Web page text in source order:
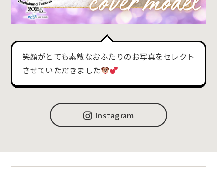
笑顔がとても素敵なおふたりのお写真をセレクト
させていただきました
Instagram